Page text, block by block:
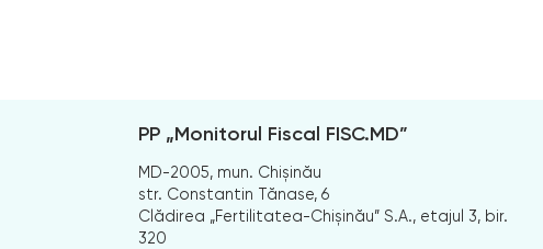
PP „Monitorul Fiscal FISC.MD”
MD-2005, mun. Chișinău
str. Constantin Tănase, 6
Clădirea „Fertilitatea-Chișinău” S.A., etajul 3, bir.
320